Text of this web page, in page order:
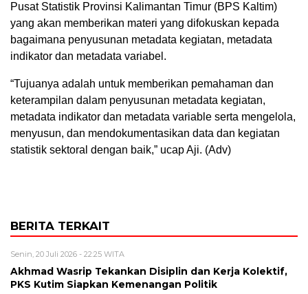
Pusat Statistik Provinsi Kalimantan Timur (BPS Kaltim)
yang akan memberikan materi yang difokuskan kepada
bagaimana penyusunan metadata kegiatan, metadata
indikator dan metadata variabel.
“Tujuanya adalah untuk memberikan pemahaman dan
keterampilan dalam penyusunan metadata kegiatan,
metadata indikator dan metadata variable serta mengelola,
menyusun, dan mendokumentasikan data dan kegiatan
statistik sektoral dengan baik,” ucap Aji. (Adv)
BERITA TERKAIT
Senin, 20 Juli 2026 - 22:25 WITA
Akhmad Wasrip Tekankan Disiplin dan Kerja Kolektif,
PKS Kutim Siapkan Kemenangan Politik